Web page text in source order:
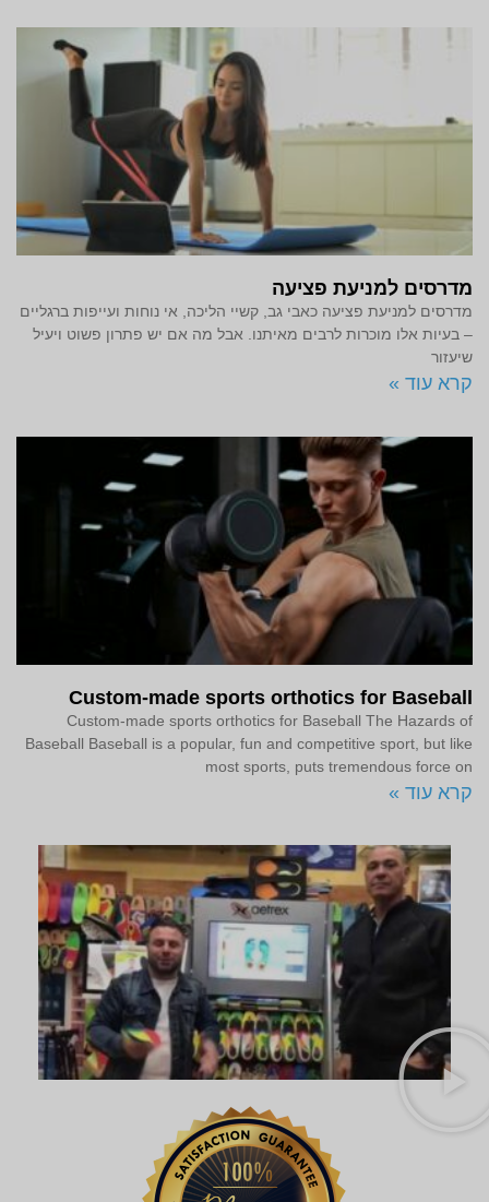
מדרסים למניעת פציעה
מדרסים למניעת פציעה כאבי גב, קשיי הליכה, אי נוחות ועייפות ברגליים
– בעיות אלו מוכרות לרבים מאיתנו. אבל מה אם יש פתרון פשוט ויעיל
שיעזור
קרא עוד »
Custom-made sports orthotics for Baseball
Custom-made sports orthotics for Baseball The Hazards of
Baseball Baseball is a popular, fun and competitive sport, but like
most sports, puts tremendous force on
קרא עוד »